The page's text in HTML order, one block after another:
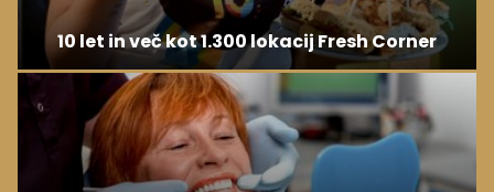
10 let in več kot 1.300 lokacij Fresh Corner